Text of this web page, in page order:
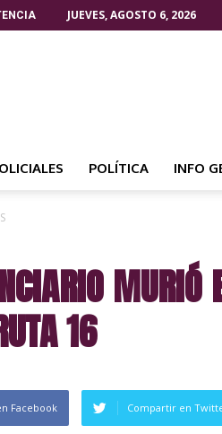
JUEVES, AGOSTO 6, 2026
POLÍTICA INFO
MURIÓ
16
Facebook Compartir en